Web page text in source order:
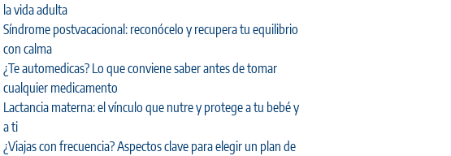
la vida adulta
Síndrome postvacacional: reconócelo y recupera tu equilibrio
con calma
¿Te automedicas? Lo que conviene saber antes de tomar
cualquier medicamento
Lactancia materna: el vínculo que nutre y protege a tu bebé y
a ti
¿Viajas con frecuencia? Aspectos clave para elegir un plan de